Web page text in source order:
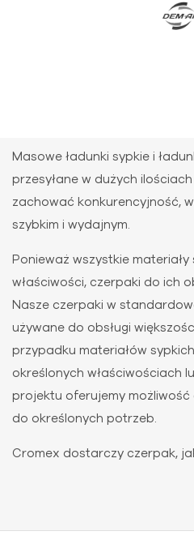
Masowe ładunki sypkie i
przesyłane w dużych
zachować konkurencyjność,
szybkim i wydajnym.
Ponieważ wszystkie materiały
właściwości, czerpaki do ich
Nasze czerpaki w
używane do obsługi
przypadku materiałów
określonych właściwościach
projektu oferujemy
do określonych potrzeb.
Cromex dostarczy czerpak,